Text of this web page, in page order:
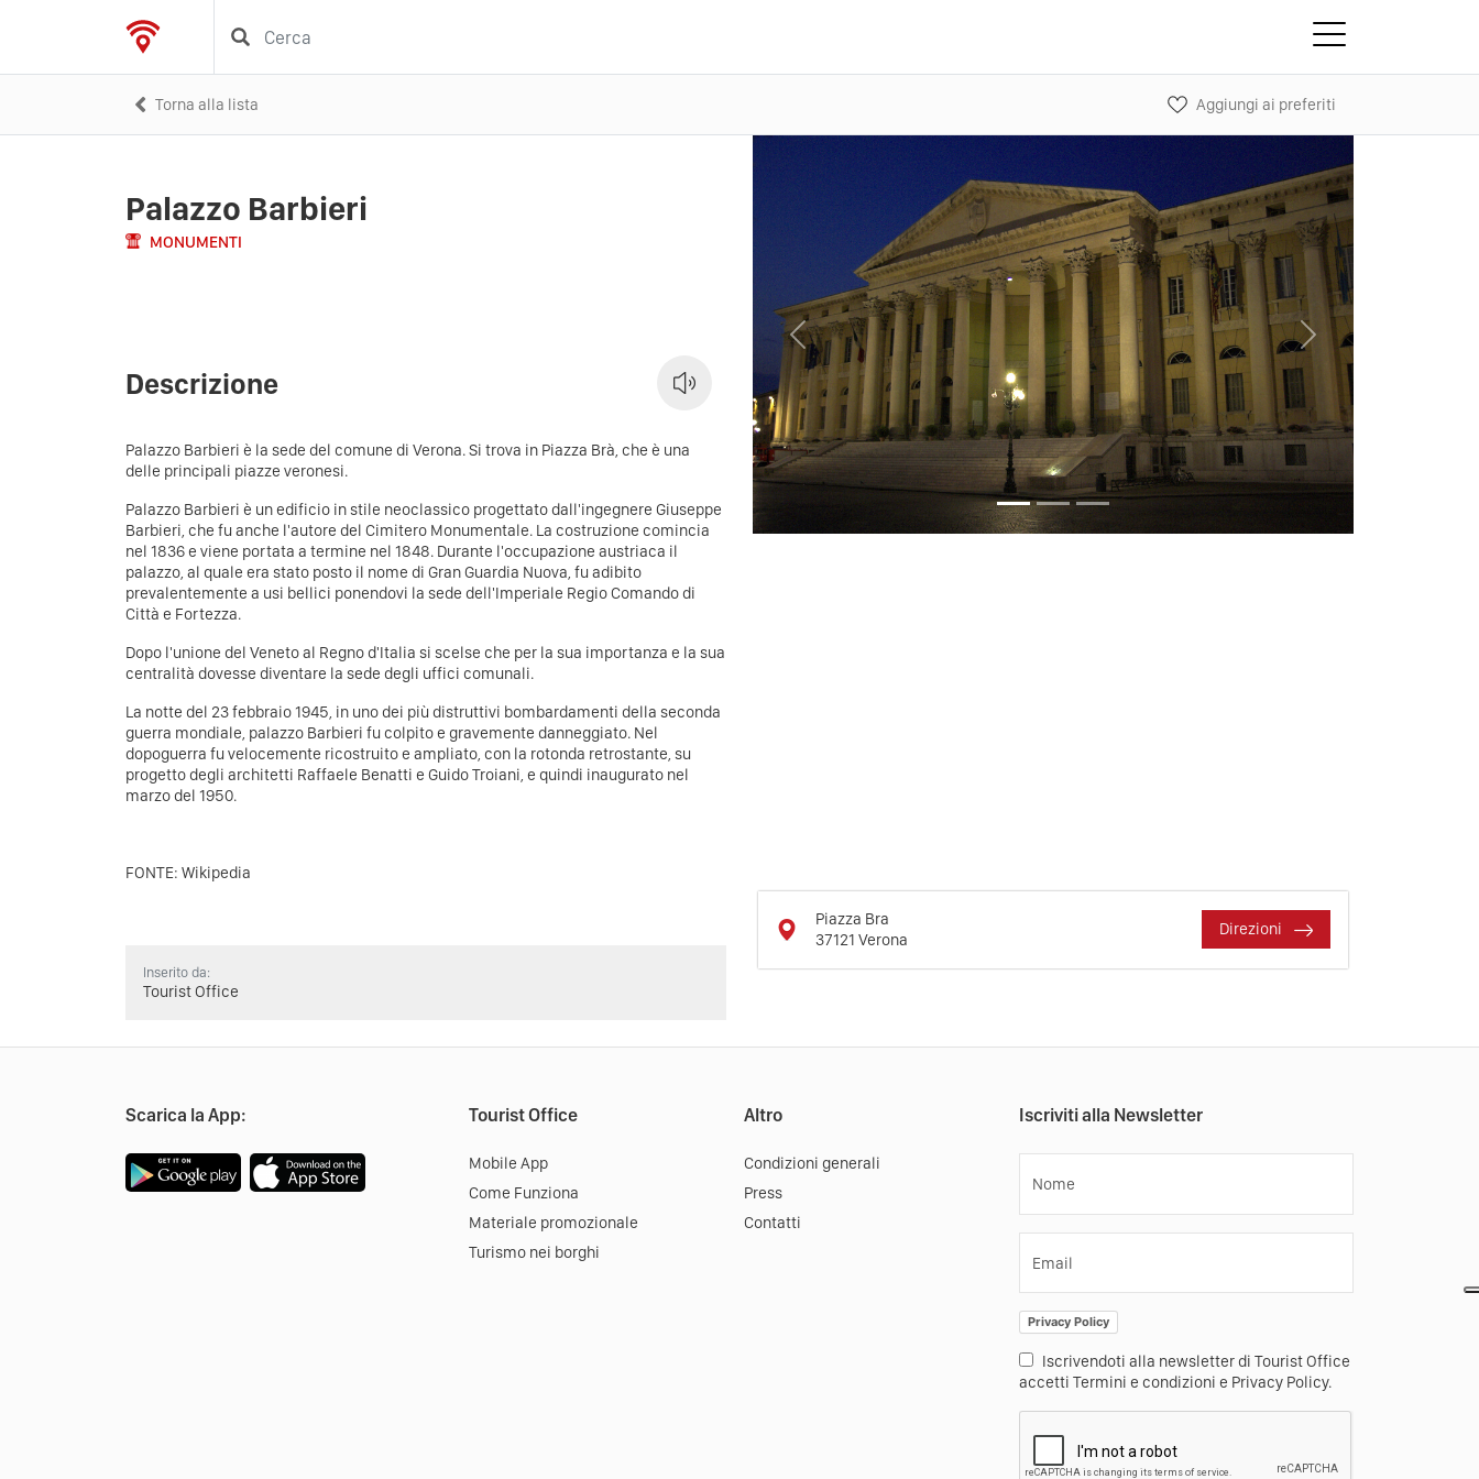
Torna alla lista Aggiungi ai preferiti
Palazzo Barbieri
MONUMENTI
Descrizione
Palazzo Barbieri è la sede del comune di Verona. Si trova in Piazza Brà, che è una
delle principali piazze veronesi.
Palazzo Barbieri è un edificio in stile neoclassico progettato dall'ingegnere Giuseppe
Barbieri, che fu anche l'autore del Cimitero Monumentale. La costruzione comincia
nel 1836 e viene portata a termine nel 1848. Durante l'occupazione austriaca il
palazzo, al quale era stato posto il nome di Gran Guardia Nuova, fu adibito
prevalentemente a usi bellici ponendovi la sede dell'Imperiale Regio Comando di
Città e Fortezza.
Dopo l'unione del Veneto al Regno d'Italia si scelse che per la sua importanza e la sua
centralità dovesse diventare la sede degli uffici comunali.
La notte del 23 febbraio 1945, in uno dei più distruttivi bombardamenti della seconda
guerra mondiale, palazzo Barbieri fu colpito e gravemente danneggiato. Nel
dopoguerra fu velocemente ricostruito e ampliato, con la rotonda retrostante, su
progetto degli architetti Raffaele Benatti e Guido Troiani, e quindi inaugurato nel
marzo del 1950.
FONTE: Wikipedia
Inserito da:
Tourist Office
Previous Next
Piazza Bra
37121 Verona
Direzioni
Scarica la App: Tourist Office
Mobile App
Come Funziona
Materiale promozionale
Turismo nei borghi
Altro
Condizioni generali
Press
Contatti
Iscriviti alla Newsletter
Nome
Email
Privacy Policy
Iscrivendoti alla newsletter di Tourist Office
accetti Termini e condizioni e Privacy Policy.